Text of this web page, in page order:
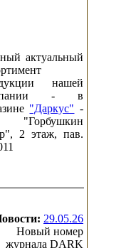
актуальный
нашей
- в
"Даркус" -
2 этаж, пав.
29.05.26
Новый номер
журнала DARK